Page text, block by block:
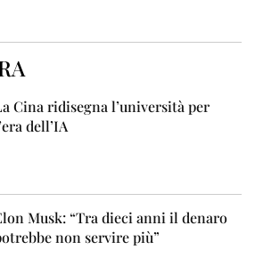
Cina ridisegna l’università per
dell’IA
Musk: “Tra dieci anni il denaro
non servire più”